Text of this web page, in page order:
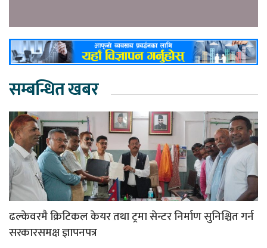
सम्बन्धित खबर
ढल्केवरमै क्रिटिकल केयर तथा ट्रमा सेन्टर निर्माण सुनिश्चित गर्न
सरकारसमक्ष ज्ञापनपत्र